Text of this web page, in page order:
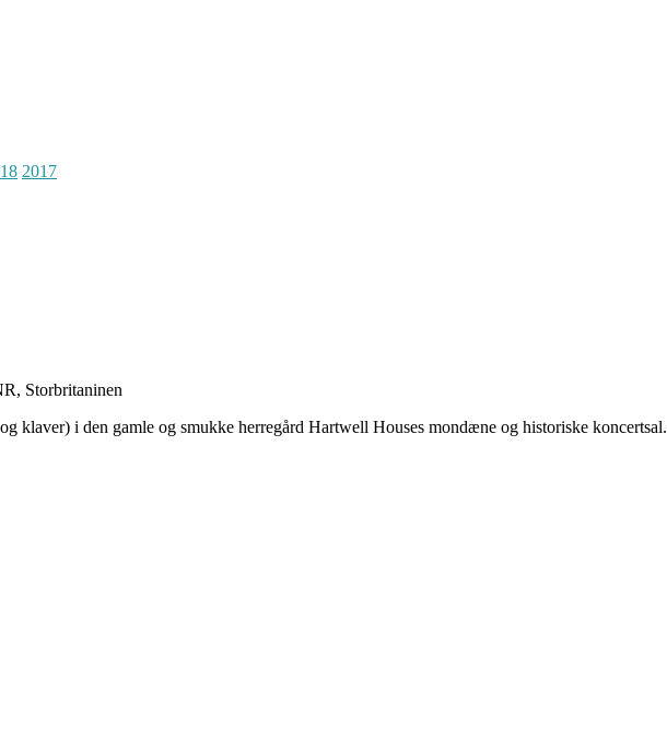
2017
Storbritaninen
klaver) i den gamle og smukke herregård Hartwell Houses mondæne og historiske koncertsal.